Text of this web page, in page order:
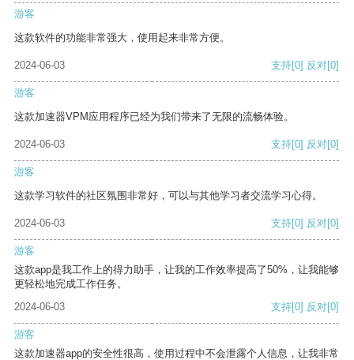
游客
这款软件的功能非常强大，使用起来非常方便。
2024-06-03 支持[0] 反对[0]
游客
这款加速器VPM应用程序已经为我们带来了无限的流畅体验。
2024-06-03 支持[0] 反对[0]
游客
这款学习软件的社区氛围非常好，可以与其他学习者交流学习心得。
2024-06-03 支持[0] 反对[0]
游客
这款app是我工作上的得力助手，让我的工作效率提高了50%，让我能够
更轻松地完成工作任务。
2024-06-03
支持[0] 反对[0]
游客
这款加速器app的安全性很高，使用过程中不会泄露个人信息，让我非常